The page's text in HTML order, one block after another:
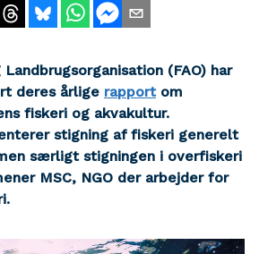
(FAO) har
deres årlige rapportom
fiskeri og akvakultur.
stigning af fiskeri generelt
særligt stigningen i overfiskeri
MSC, NGO der arbejder for